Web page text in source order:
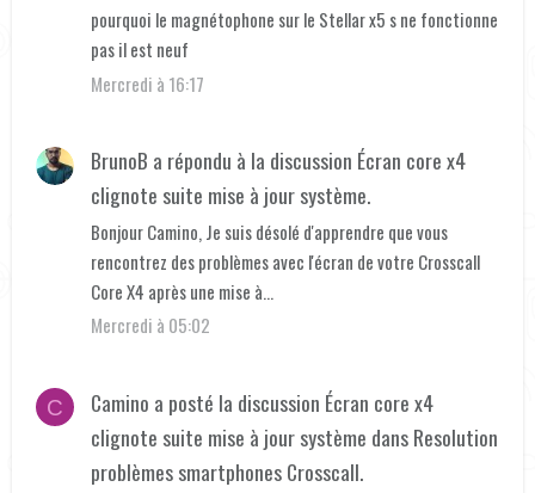
pourquoi le magnétophone sur le Stellar x5 s ne fonctionne
pas il est neuf
Mercredi à 16:17
BrunoB a répondu à la discussion Écran core x4
clignote suite mise à jour système.
Bonjour Camino, Je suis désolé d'apprendre que vous
rencontrez des problèmes avec l'écran de votre Crosscall
Core X4 après une mise à...
Mercredi à 05:02
C Camino a posté la discussion Écran core x4
clignote suite mise à jour système dansResolution
problèmes smartphones Crosscall.